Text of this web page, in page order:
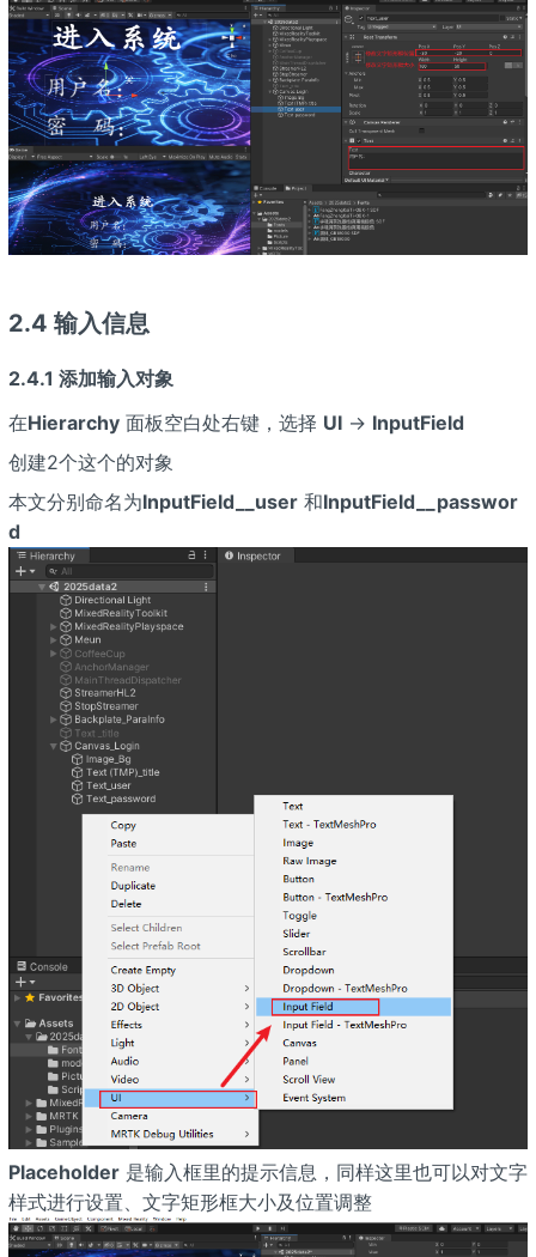
2.4 输入信息
2.4.1 添加输入对象
在Hierarchy面板空白处右键，选择 UI→ InputField
创建2个这个的对象
本文分别命名为InputField__user和InputField__passwor
d
Placeholder是输入框里的提示信息，同样这里也可以对文字
样式进行设置、文字矩形框大小及位置调整